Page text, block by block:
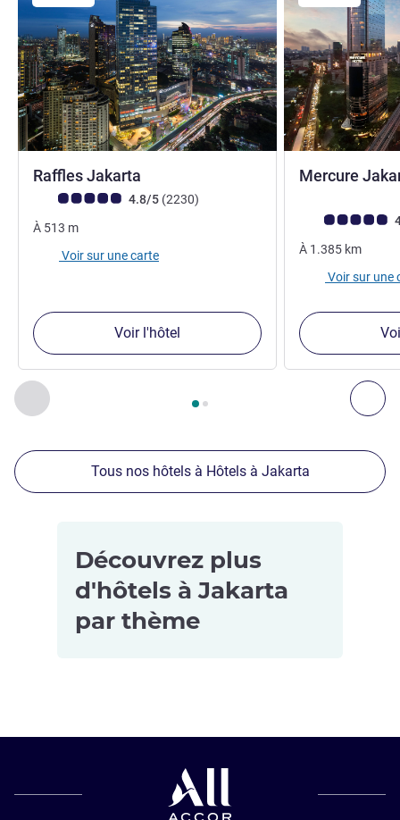
Précédent - Nos autres établissements à proximité
Page , Nos autres établissements à proximité 1 :,
Raffles Jakarta
Note Avis clients (Note ALL)
4.8/5 (2230avis
)
À 513 m
Voir sur une carte
Voir l'hôtel
Mercure
Note Avis clients
À 1.385 km
Voir sur une
Tous nos hôtels à Hôtels à Jakarta
Découvrez plus
d'hôtels à Jakarta
par thème
Hôtels
d’affaires à